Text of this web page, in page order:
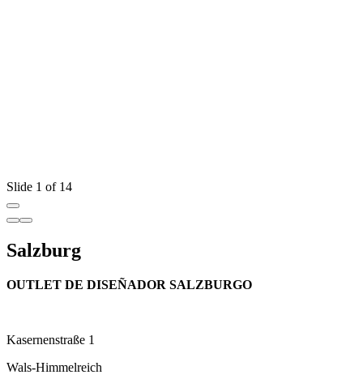
Slide 1 of 14
Salzburg
OUTLET DE DISEÑADOR SALZBURGO
Kasernenstraße 1
Wals-Himmelreich